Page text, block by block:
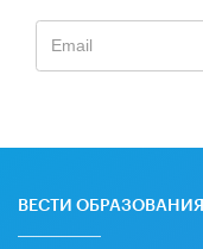
ВЕСТИ ОБРАЗОВАНИЯ